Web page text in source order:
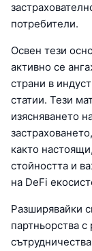
потребители.
Освен тези
активно се
страни в
статии. Тези
изясняването
както
стойността и
на DeFi
Разширявайки
партньорства